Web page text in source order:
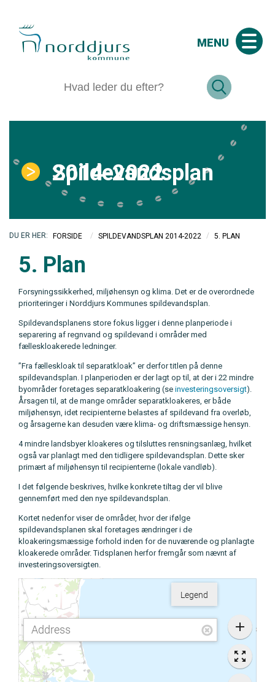
MENU
Spildevandsplan 2014-2022
FORSIDE / SPILDEVANDSPLAN 2014-2022 / 5. PLAN
5. Plan
Forsyningssikkerhed, miljøhensyn og klima. Det er de overordnede
prioriteringer i Norddjurs Kommunes spildevandsplan.
Spildevandsplanens store fokus ligger i denne planperiode i
separering af regnvand og spildevand i områder med
fælleskloakerede ledninger.
”Fra fælleskloak til separatkloak” er derfor titlen på denne
spildevandsplan. I planperioden er der lagt op til, at der i 22 mindre
byområder foretages separatkloakering (se investeringsoversigt).
Årsagen til, at de mange områder separatkloakeres, er både
miljøhensyn, idet recipienterne belastes af spildevand fra overløb,
og årsagerne kan desuden være klima- og driftsmæssige hensyn.
4 mindre landsbyer kloakeres og tilsluttes rensningsanlæg, hvilket
også var planlagt med den tidligere spildevandsplan. Dette sker
primært af miljøhensyn til recipienterne (lokale vandløb).
I det følgende beskrives, hvilke konkrete tiltag der vil blive
gennemført med den nye spildevandsplan.
Kortet nedenfor viser de områder, hvor der ifølge
spildevandsplanen skal foretages ændringer i de
kloakeringsmæssige forhold inden for de nuværende og planlagte
kloakerede områder. Tidsplanen herfor fremgår som nævnt af
investeringsoversigten.